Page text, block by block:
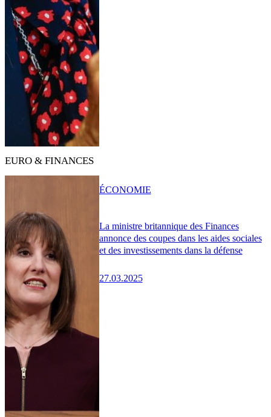
EURO & FINANCES
La ministre britannique des Finances
annonce des coupes dans les aides sociales
et des investissements dans la défense
27.03.2025
ÉCONOMIE